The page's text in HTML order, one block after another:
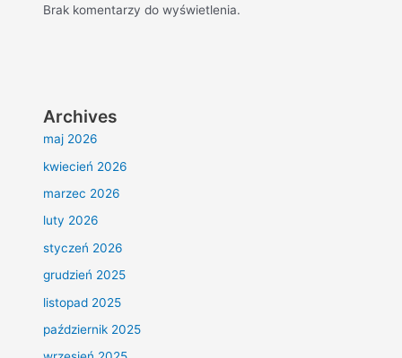
Brak komentarzy do wyświetlenia.
Archives
maj 2026
kwiecień 2026
marzec 2026
luty 2026
styczeń 2026
grudzień 2025
listopad 2025
październik 2025